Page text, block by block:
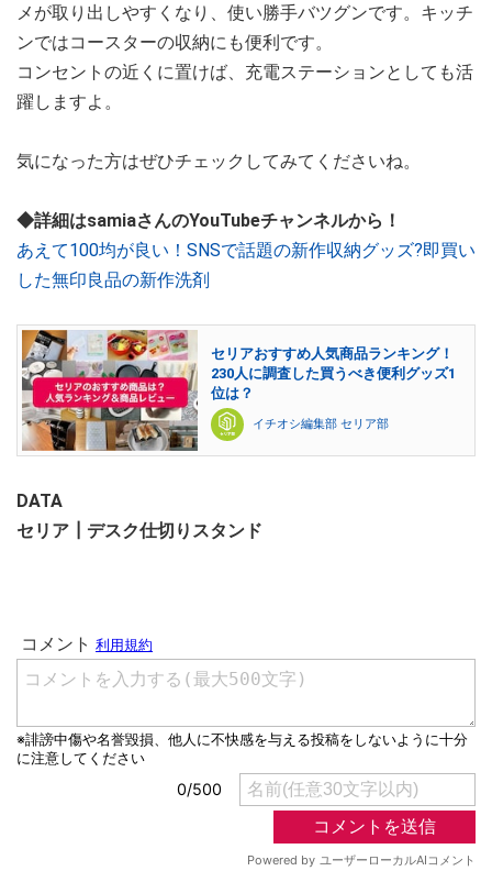
メが取り出しやすくなり、使い勝手バツグンです。キッチ
ンではコースターの収納にも便利です。
コンセントの近くに置けば、充電ステーションとしても活
躍しますよ。
気になった方はぜひチェックしてみてくださいね。
◆詳細はsamiaさんのYouTubeチャンネルから！
あえて100均が良い！SNSで話題の新作収納グッズ?即買い
した無印良品の新作洗剤
セリアおすすめ人気商品ランキング！
230人に調査した買うべき便利グッズ1
位は？
イチオシ編集部 セリア部
DATA
セリア┃デスク仕切りスタンド